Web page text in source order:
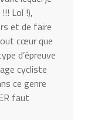
Lol !),
et de faire
cœur que
d’épreuve
cycliste
ce genre
faut